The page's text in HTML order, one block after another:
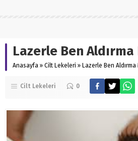
Lazerle Ben Aldırma
Anasayfa » Cilt Lekeleri » Lazerle Ben Aldırma
Cilt Lekeleri 0